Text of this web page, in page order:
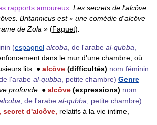
rapports amoureux. Les secrets de l'alcôve.
Britannicus est « une comédie d'alcôve
de Zola » (Faguet)
(espagnol alcoba , de l'arabe al-qubba
dans le mur d'une chambre, où
lits. ● alcôve (difficultés) nom féminin
de l'arabe al-qubba , petite chambre) Genre
profonde . ● alcôve (expressions) nom
, de l'arabe al-qubba , petite chambre)
secret d'alcôve, relatifs à la vie intime,